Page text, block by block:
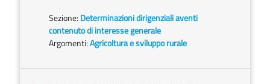
Sezione: Determinazioni dirigenziali aventi
contenuto di interesse generale
Argomenti:Agricoltura e sviluppo rurale